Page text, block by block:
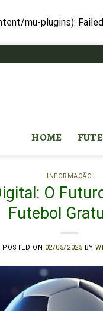
mu-plugins):
HOME
INFORMAÇÃO
O
Futebol
POSTED ON 02/05/2025 BY